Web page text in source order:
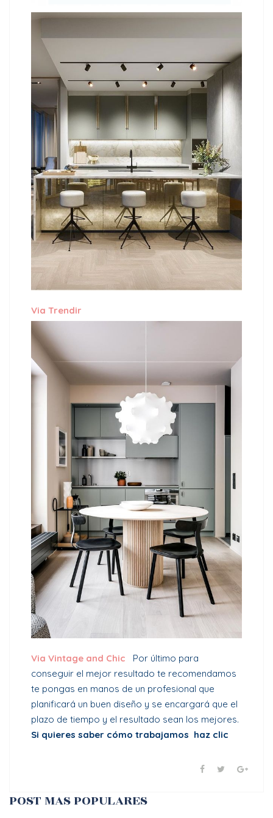
Via Trendir
Via Vintage and Chic
Por último para
conseguir el mejor resultado te recomendamos
te pongas en manos de un profesional que
planificará un buen diseño y se encargará que el
plazo de tiempo y el resultado sean los mejores.
Si quieres saber cómo trabajamos haz clic
POST MAS POPULARES